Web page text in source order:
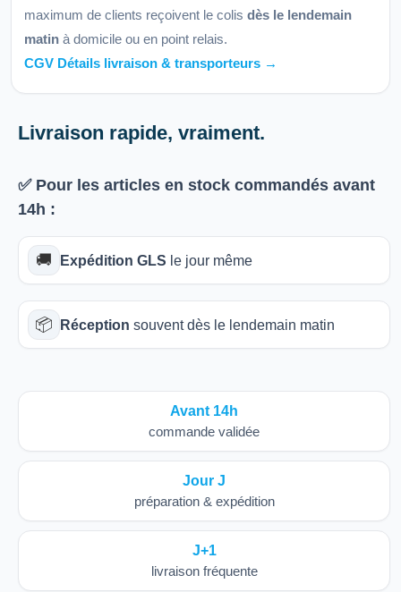
maximum de clients reçoivent le colis dès le lendemain
matin à domicile ou en point relais.
CGV Détails livraison & transporteurs →
Livraison rapide, vraiment.
✅ Pour les articles en stock commandés avant
14h :
🚚 Expédition GLS le jour même
📦 Réception souvent dès le lendemain matin
Avant 14h
commande validée
Jour J
préparation & expédition
J+1
livraison fréquente